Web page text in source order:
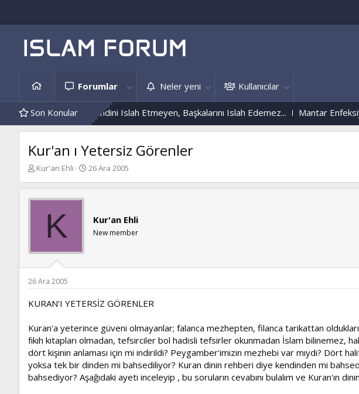
Forumlar Neler yeni Kullanıcılar
Son Konular
Örnekleri Kendini Islah Etmeyen, Başkalarını Islah Edemez... Mantar
Kur'an ı Yetersiz Görenler
K
b
a
a
a
Kur'an Ehli
B
h
26 Ara 2005
K Kur'an Ehli
New member
26 Ara 2005
KURAN'I YETERSİZ GÖRENLER
Kuran'a yeterince güveni olmayanlar; falanca mezhepten, filanca tarikattan
fıkıh kitapları olmadan, tefsirciler bol hadisli tefsirler okunmadan İslam bilinemez,
dört kişinin anlaması için mi indirildi? Peygamber'imizin mezhebi var mıydı? Dört
yoksa tek bir dinden mi bahsediliyor? Kuran dinin rehberi diye kendinden mi
bahsediyor? Aşağıdaki ayeti inceleyip , bu soruların cevabını bulalım ve Kuran'ın